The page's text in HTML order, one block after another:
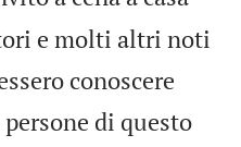
e molti altri noti
conoscere
persone di questo